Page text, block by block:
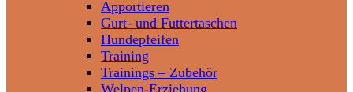
Apportieren
Gurt- und Futtertaschen
Hundepfeifen
Training
Trainings – Zubehör